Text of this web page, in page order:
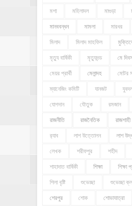
মশা মহিলাদল মাগুড়া
মানববন্ধন মামলা মারধর
মিলাদ মিলাদ মাহফিল
মৃত্যু বার্ষিকী মৃত্যুদন্ড মে
মেয়র প্রার্থী মেলান্দহ মোটর
ম্যানেজিং কমিটি যানজট
যোগদান যৌতুক রমজান
রাজনীতি রাজনৈতিক রাজশাহী
র‍্যাব লাশ উত্তোলন লাশ
লেখক শরীফপুর শহীদ
শাহাদাত বার্ষিকী শিক্ষা শিক্ষা
শিলা বৃষ্টি শুভেচ্ছা শুভেচ্ছা
শেরপুর শোক শোভাযাত্রা